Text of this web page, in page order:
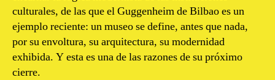
culturales, de las que el Guggenheim de Bilbao es un
ejemplo reciente: un museo se define, antes que nada,
por su envoltura, su arquitectura, su modernidad
exhibida. Y esta es una de las razones de su próximo
cierre.